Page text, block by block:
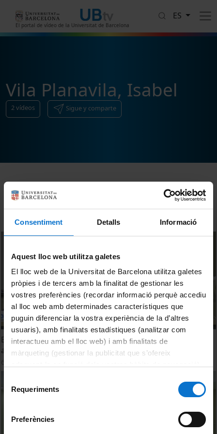
Consentiment Detalls Informació
Aquest lloc web utilitza galetes
El lloc web de la Universitat de Barcelona utilitza galetes
pròpies i de tercers amb la finalitat de gestionar les
vostres preferències (recordar informació perquè accediu
al lloc web amb determinades característiques que
puguin diferenciar la vostra experiència de la d’altres
usuaris), amb finalitats estadístiques (analitzar com
interactueu amb el lloc web) i amb finalitats de
màrqueting (gestionar la publicitat que s’ofereix
consultar laPolítica de galetes del lloc web de la
Requeriments
Preferències
El portal de vídeo de la Universitat de Barcelona
ES
Vila Planavila, Isabel
2vídeos Sigue y comparte
Ordenar
El delta holocè de la Tordera i la plataforma continental
adjacent